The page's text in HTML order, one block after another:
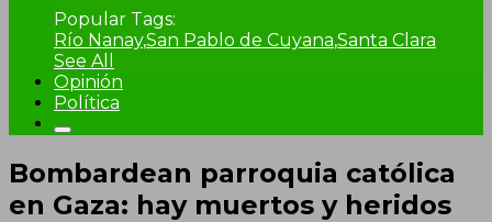
Popular Tags:
Río Nanay,San Pablo de Cuyana,Santa Clara
See All
Opinión
Política
Bombardean parroquia católica
en Gaza: hay muertos y heridos